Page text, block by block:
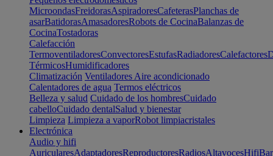
MicroondasFreidorasAspiradoresCafeterasPlanchas de
asarBatidorasAmasadoresRobots de CocinaBalanzas de
CocinaTostadoras
Calefacción
TermoventiladoresConvectoresEstufasRadiadoresCalefactores
TérmicosHumidificadores
Climatización Ventiladores Aire acondicionado
Calentadores de agua Termos eléctricos
Belleza y salud Cuidado de los hombresCuidado
cabelloCuidado dentalSalud y bienestar
Limpieza Limpieza a vaporRobot limpiacristales
Electrónica
Audio y hifi
AuricularesAdaptadoresReproductoresRadiosAltavocesHifi